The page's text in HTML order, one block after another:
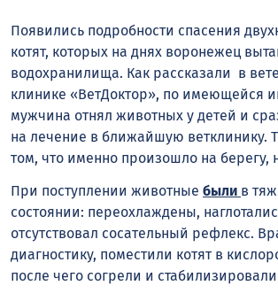
Появились подробности спасения
котят, которых на днях воронежец
водохранилища. Как рассказали в
клинике «ВетДоктор», по имеющейся
мужчина отнял животных у детей и
на лечение в ближайшую ветклинику.
том, что именно произошло на берегу,
При поступлении животные были в
состоянии: переохлаждены,
отсутствовал сосательный рефлекс.
диагностику, поместили котят в
после чего согрели и